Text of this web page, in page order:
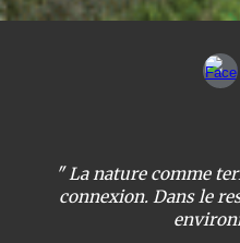
" La nature comme
connexion. Dans le